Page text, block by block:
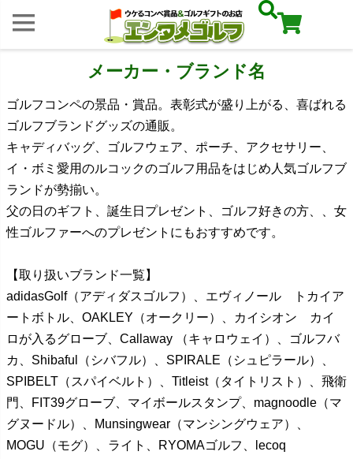
メーカー・ブランド名
ゴルフコンペの景品・賞品。表彰式が盛り上がる、喜ばれる
ゴルフブランドグッズの通販。
キャディバッグ、ゴルフウェア、ポーチ、アクセサリー、
イ・ボミ愛用のルコックのゴルフ用品をはじめ人気ゴルフブ
ランドが勢揃い。
父の日のギフト、誕生日プレゼント、ゴルフ好きの方、、女
性ゴルファーへのプレゼントにもおすすめです。
【取り扱いブランド一覧】
adidasGolf（アディダスゴルフ）、エヴィノール トカイア
ートボトル、OAKLEY（オークリー）、カイシオン カイ
ロが入るグローブ、Callaway （キャロウェイ）、ゴルフバ
カ、Shibaful（シバフル）、SPIRALE（シュピラール）、
SPIBELT（スパイベルト）、Titleist（タイトリスト）、飛衛
門、FIT39グローブ、マイボールスタンプ、magnoodle（マ
グヌードル）、Munsingwear（マンシングウェア）、
MOGU（モグ）、ライト、RYOMAゴルフ、lecoq